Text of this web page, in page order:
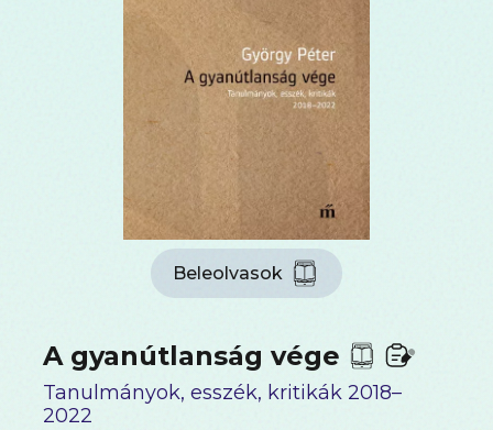
Beleolvasok
A gyanútlanság vége
Tanulmányok, esszék, kritikák 2018–
2022